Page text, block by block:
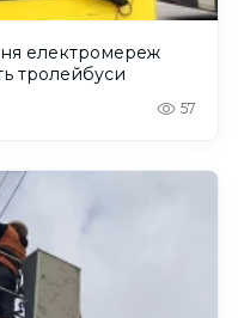
електромереж
тролейбуси
57